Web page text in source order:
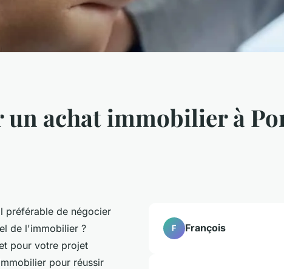
un achat immobilier à
préférable de négocier
de l'immobilier ?
pour votre projet
pour réussir
F François